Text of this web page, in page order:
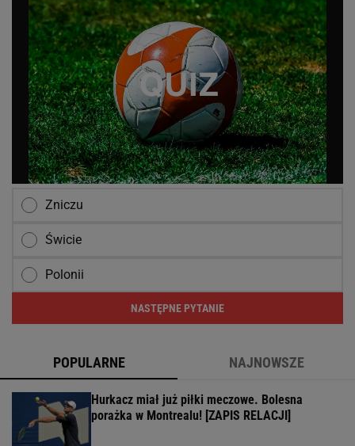
Zniczu
Świcie
Polonii
NASTĘPNE PYTANIE
POPULARNE NAJNOWSZE
Hurkacz miał już piłki meczowe. Bolesna
porażka w Montrealu! [ZAPIS RELACJI]